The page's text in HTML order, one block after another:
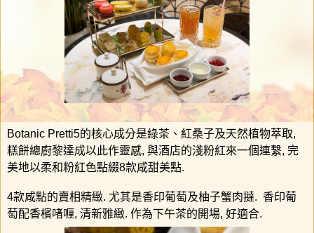
Botanic Pretti5的核心成分是綠茶、紅桑子及天然植物萃取,
糕餅總廚黎達成以此作靈感, 與酒店的淺粉紅來一個連繫, 完
美地以柔和粉紅色點綴8款咸甜美點.
4款咸點的賣相精緻. 尤其是香印葡萄及柚子蟹肉撻. 香印葡
萄配香檳啫喱, 清新雅緻. 作為下午茶的開場, 好適合.